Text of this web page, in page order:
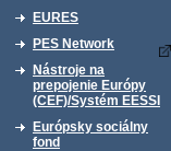
EURES
PES Network
Nástroje na
prepojenie Európy
(CEF)/Systém EESSI
Európsky sociálny
fond